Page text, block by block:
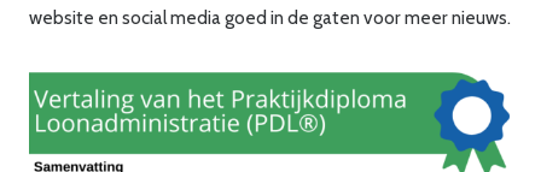
website en social media goed in de gaten voor meer nieuws.